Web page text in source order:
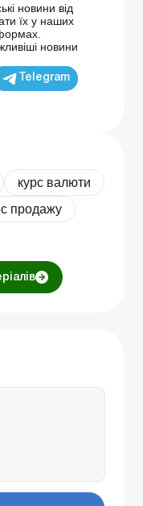
новини від
їх у наших
новини
Telegram
курс валюти
продажу